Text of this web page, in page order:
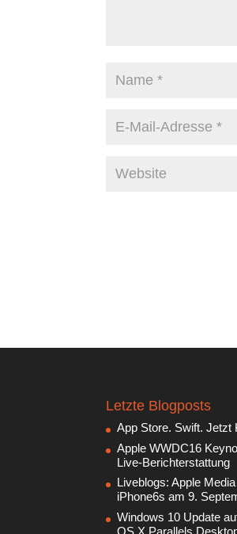
Letzte Blogposts
App Store. Swift. Jetzt
Apple WWDC16
Live-Berichterstattung
Liveblogs: Apple
iPhone6s am 9.
Windows 10 Update
OS X Parallels